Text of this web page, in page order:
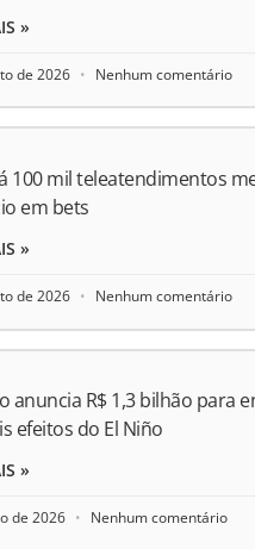
»
de 2026 Nenhum comentário
100 mil teleatendimentos
em bets
»
de 2026 Nenhum comentário
anuncia R$ 1,3 bilhão para
efeitos do El Niño
»
de 2026 Nenhum comentário